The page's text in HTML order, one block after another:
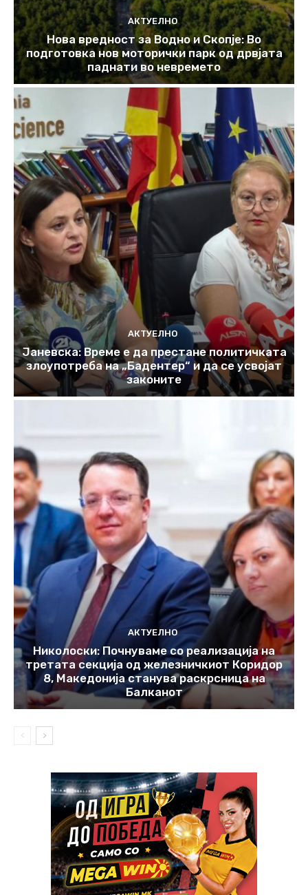
АКТУЕЛНО
Нова вредност за Водно и Скопје: Во
подготовка нов моторички парк од дрвјата
паднати во невремето
АКТУЕЛНО
Јаневска: Време е да престане политичката
злоупотреба на „Бадентер“ и да се усвојат
законите
АКТУЕЛНО
Николоски: Почнуваме со реализација на
третата секција од железничкиот Коридор
8, Македонија станува раскрсница на
Балканот